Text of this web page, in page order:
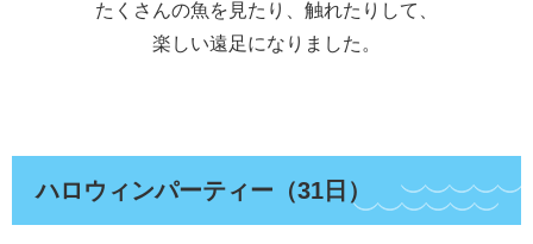
たくさんの魚を見たり、触れたりして、
楽しい遠足になりました。
ハロウィンパーティー（31日）